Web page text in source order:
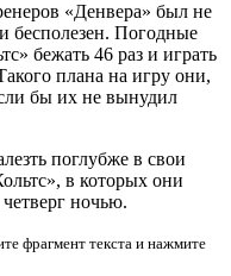
«Денвера» был не
бесполезен. Погодные
бежать 46 раз и играть
плана на игру они,
бы их не вынудил
поглубже в свои
в которых они
ночью.
фрагмент текста и нажмите